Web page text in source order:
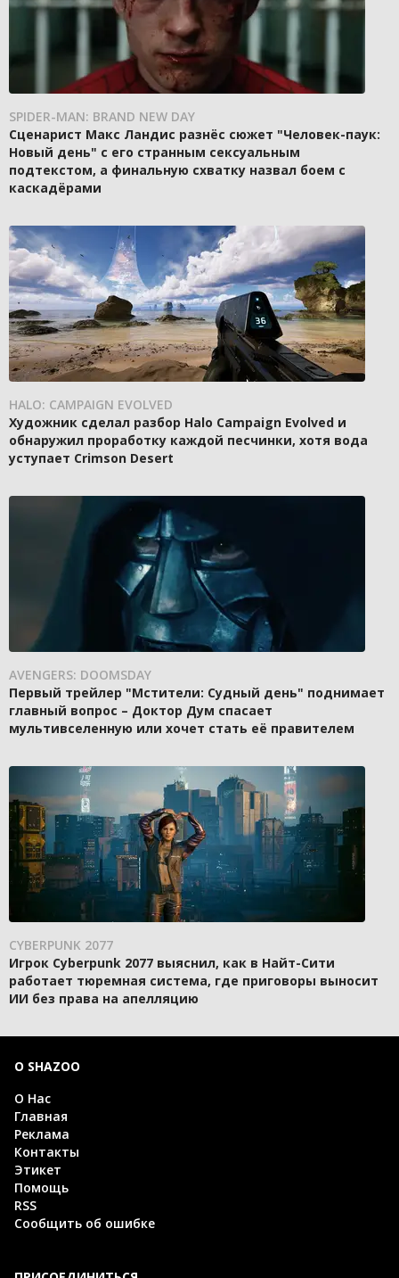
SPIDER-MAN: BRAND NEW DAY
Сценарист Макс Ландис разнёс сюжет "Человек-паук:
Новый день" с его странным сексуальным
подтекстом, а финальную схватку назвал боем с
каскадёрами
HALO: CAMPAIGN EVOLVED
Художник сделал разбор Halo Campaign Evolved и
обнаружил проработку каждой песчинки, хотя вода
уступает Crimson Desert
AVENGERS: DOOMSDAY
Первый трейлер "Мстители: Судный день" поднимает
главный вопрос – Доктор Дум спасает
мультивселенную или хочет стать её правителем
CYBERPUNK 2077
Игрок Cyberpunk 2077 выяснил, как в Найт-Сити
работает тюремная система, где приговоры выносит
ИИ без права на апелляцию
О SHAZOO
О Нас
Главная
Реклама
Контакты
Этикет
Помощь
RSS
Сообщить об ошибке